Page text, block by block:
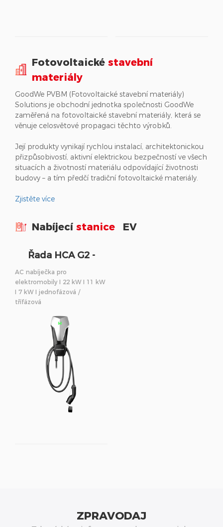
Fotovoltaické stavební
materiály
GoodWe PVBM (Fotovoltaické stavební materiály)
Solutions je obchodní jednotka společnosti GoodWe
zaměřená na fotovoltaické stavební materiály, která se
věnuje celosvětové propagaci těchto výrobků.
Její produkty vynikají rychlou instalací, architektonickou
přizpůsobivostí, aktivní elektrickou bezpečností ve všech
situacích a životností materiálu odpovídající životnosti
budovy – a tím předčí tradiční fotovoltaické materiály.
Zjistěte více
Nabíjecí stanice EV
Řada HCA G2 -
Nabíjecí stanice EV
AC nabíječka pro
elektromobily I 22 kW I 11 kW
I 7 kW I jednofázová /
třífázová
ZPRAVODAJ